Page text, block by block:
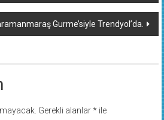
Gurme’siyle Trendyol’da.
Gerekli alanlar*ile